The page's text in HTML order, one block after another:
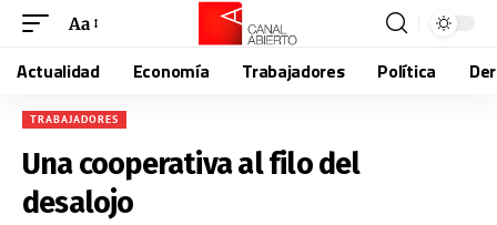
Aa
Actualidad Economía Trabajadores Política
TRABAJADORES
Una cooperativa al filo del
desalojo